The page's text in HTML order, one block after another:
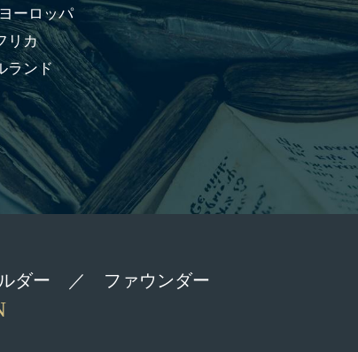
ーロッパ
リカ
ランド
ルダー ／ ファウンダー